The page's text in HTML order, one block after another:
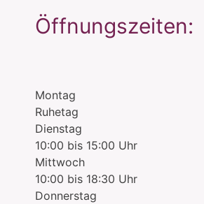
Öffnungszeiten:
Montag
Ruhetag
Dienstag
10:00 bis 15:00 Uhr
Mittwoch
10:00 bis 18:30 Uhr
Donnerstag